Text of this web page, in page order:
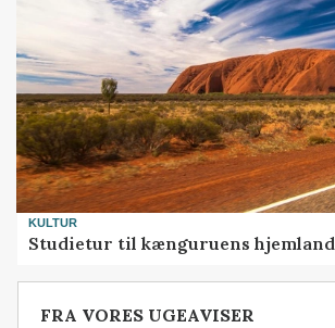
KULTUR
Studietur til kænguruens hjemland
FRA VORES UGEAVISER